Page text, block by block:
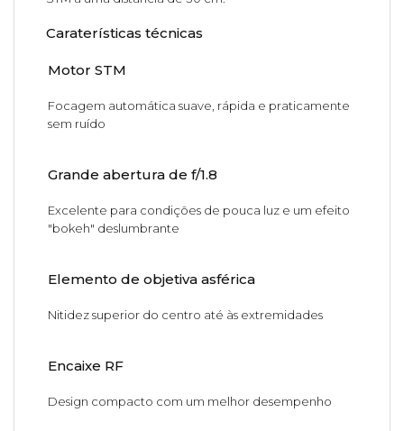
Caraterísticas técnicas
Motor STM
Focagem automática suave, rápida e praticamente
sem ruído
Grande abertura de f/1.8
Excelente para condições de pouca luz e um efeito
"bokeh" deslumbrante
Elemento de objetiva asférica
Nitidez superior do centro até às extremidades
Encaixe RF
Design compacto com um melhor desempenho